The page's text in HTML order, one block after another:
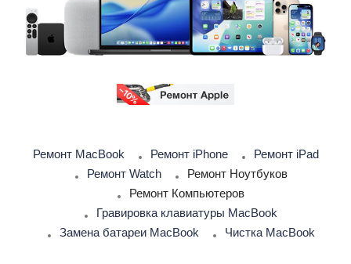
Ремонт MacBook Ремонт iPhone
Ремонт iPad
Ремонт Watch
Ремонт Ноутбуков
Ремонт Компьютеров
Гравировка клавиатуры MacBook
Замена батареи MacBook
Чистка MacBook